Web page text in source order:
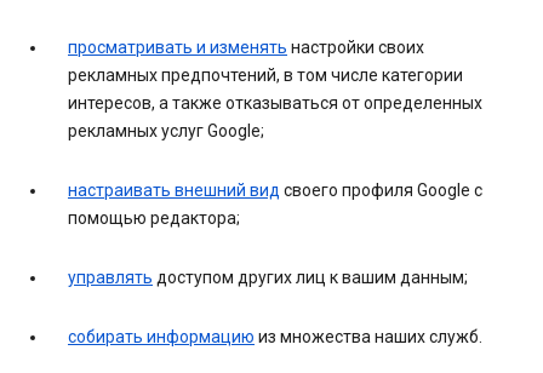
просматривать и изменять настройки своих
рекламных предпочтений, в том числе категории
интересов, а также отказываться от определенных
рекламных услуг Google;
настраивать внешний вид своего профиля Google с
помощью редактора;
управлять доступом других лиц к вашим данным;
собирать информацию из множества наших служб.